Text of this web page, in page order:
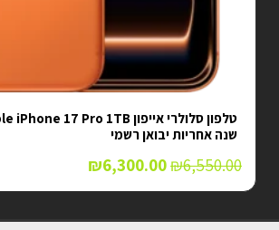
טלפון סלולרי אייפון Apple iPhone 17 Pro 1TB צבע כתום
שנה אחריות יבואן רשמי
6,550.00